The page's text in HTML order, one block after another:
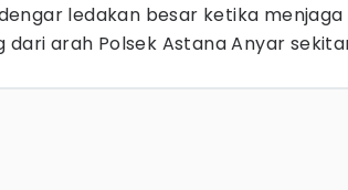
ledakan besar ketika menjaga
arah Polsek Astana Anyar